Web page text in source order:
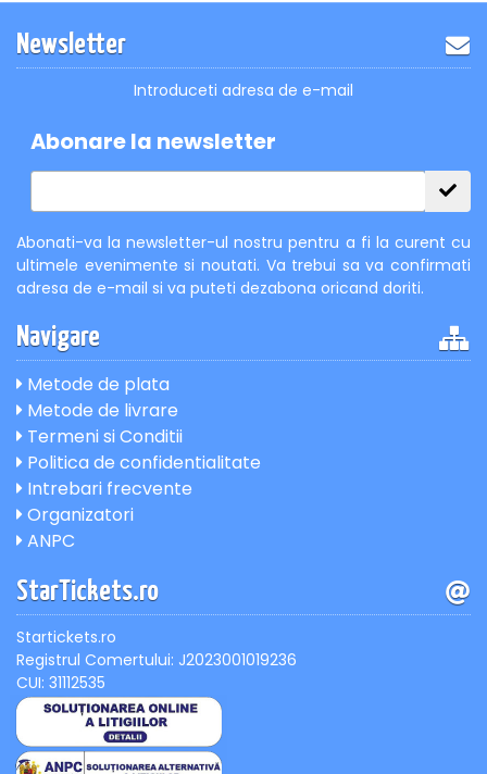
Newsletter
Introduceti adresa de e-mail
Abonare la newsletter
Abonati-va la newsletter-ul nostru pentru a fi la curent cu
ultimele evenimente si noutati. Va trebui sa va confirmati
adresa de e-mail si va puteti dezabona oricand doriti.
Navigare
Metode de plata
Metode de livrare
Termeni si Conditii
Politica de confidentialitate
Intrebari frecvente
Organizatori
ANPC
StarTickets.ro
Startickets.ro
Registrul Comertului: J2023001019236
CUI: 31112535